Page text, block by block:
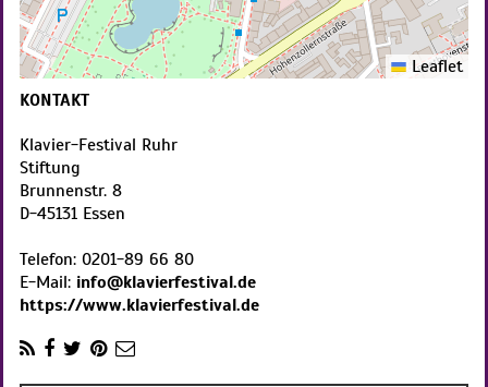
Leaflet
KONTAKT
Klavier-Festival Ruhr
Stiftung
Brunnenstr. 8
D-45131 Essen
Telefon: 0201-89 66 80
E-Mail: info@klavierfestival.de
https://www.klavierfestival.de